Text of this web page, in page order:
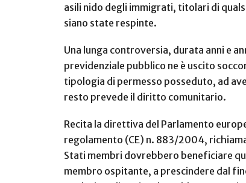
asili nido degli immigrati, titolari di
siano state respinte.
Una lunga controversia, durata anni e
previdenziale pubblico ne è uscito
tipologia di permesso posseduto, ad
resto prevede il diritto comunitario.
Recita la direttiva del Parlamento
regolamento (CE) n. 883/2004,
Stati membri dovrebbero beneficiare
membro ospitante, a prescindere dal